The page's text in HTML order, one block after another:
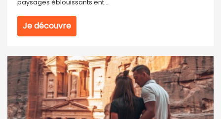
paysages éblouissants ent...
Je découvre